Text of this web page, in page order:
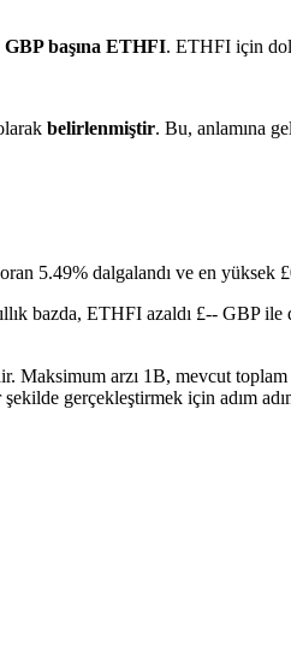
GBP başına ETHFI. ETHFI için
belirlenmiştir. Bu, anlamına
5.49% dalgalandı ve en yüksek
bazda, ETHFI azaldı £-- GBP
arzı 1B, mevcut toplam
gerçekleştirmek için adım